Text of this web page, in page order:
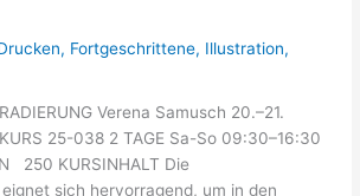
, Fortgeschrittene, Illustration,
Verena Samusch 20.–21.
25-038 2 TAGE Sa-So 09:30–16:30
KURSINHALT Die
sich hervorragend, um in den